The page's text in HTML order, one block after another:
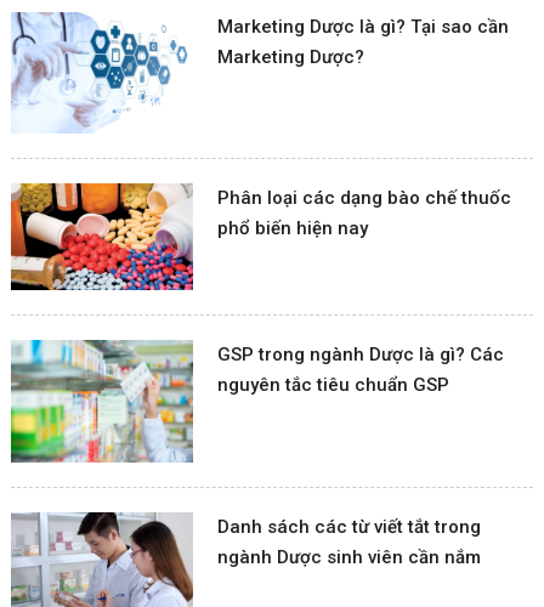
Marketing Dược là gì? Tại sao cần
Marketing Dược?
Phân loại các dạng bào chế thuốc
phổ biến hiện nay
GSP trong ngành Dược là gì? Các
nguyên tắc tiêu chuẩn GSP
Danh sách các từ viết tắt trong
ngành Dược sinh viên cần nắm